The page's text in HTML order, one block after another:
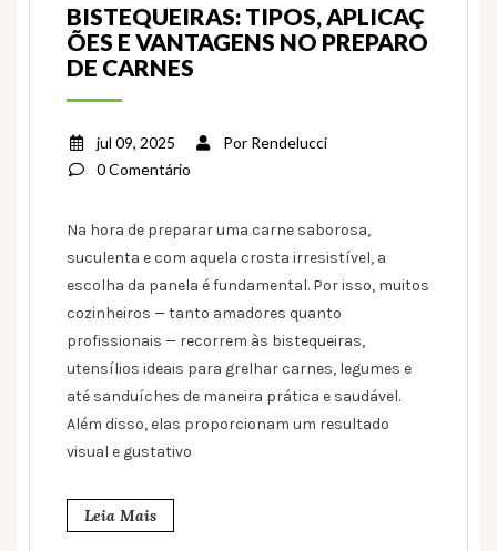
BISTEQUEIRAS: TIPOS, APLICAÇ
ÕES E VANTAGENS NO PREPARO
DE CARNES
jul 09, 2025 Por Rendelucci
0 Comentário
Na hora de preparar uma carne saborosa,
suculenta e com aquela crosta irresistível, a
escolha da panela é fundamental. Por isso, muitos
cozinheiros — tanto amadores quanto
profissionais — recorrem às bistequeiras,
utensílios ideais para grelhar carnes, legumes e
até sanduíches de maneira prática e saudável.
Além disso, elas proporcionam um resultado
visual e gustativo
Leia Mais